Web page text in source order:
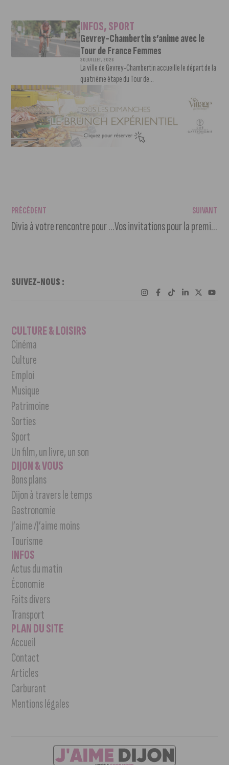
INFOS,SPORT
Gevrey-Chambertin s’anime avec le
Tour de France Femmes
30 JUILLET, 2026
La ville de Gevrey-Chambertin accueille le départ de la
quatrième étape du Tour de...
PRÉCÉDENT
Divia à votre rencontre pour les changements de la rentrée
SUIVANT
Vos invitations pour la première de « Antigang : La Relève » au Pathé Dijon
SUIVEZ-NOUS :
CULTURE & LOISIRS
Cinéma
Culture
Emploi
Musique
Patrimoine
Sorties
Sport
Un film, un livre, un son
DIJON & VOUS
Bons plans
Dijon à travers le temps
Gastronomie
J’aime /J’aime moins
Tourisme
INFOS
Actus du matin
Économie
Faits divers
Transport
PLAN DU SITE
Accueil
Contact
Articles
Carburant
Mentions légales